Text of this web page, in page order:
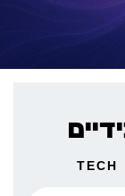
TECH